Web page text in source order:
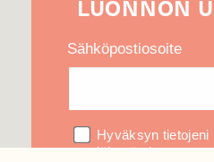
LUONNON
Sähköpostiosoite
Hyväksyn tietojeni
lähettämiseen